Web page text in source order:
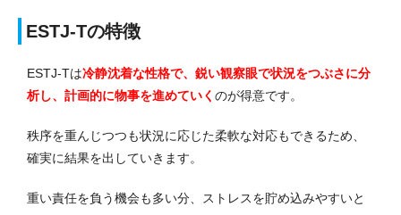
ESTJ-Tの特徴
ESTJ-Tは冷静沈着な性格で、鋭い観察眼で状況をつぶさに分
析し、計画的に物事を進めていく のが得意です。
秩序を重んじつつも状況に応じた柔軟な対応もできるため、
確実に結果を出していきます。
重い責任を負う機会も多い分、ストレスを貯め込みやすいと